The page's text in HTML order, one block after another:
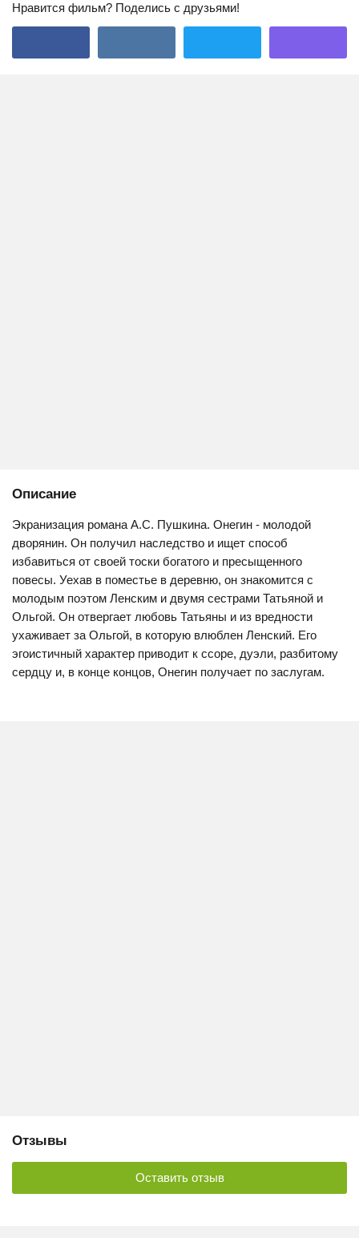
Нравится фильм? Поделись с друзьями!
Описание
Экранизация романа А.С. Пушкина. Онегин - молодой
дворянин. Он получил наследство и ищет способ
избавиться от своей тоски богатого и пресыщенного
повесы. Уехав в поместье в деревню, он знакомится с
молодым поэтом Ленским и двумя сестрами Татьяной и
Ольгой. Он отвергает любовь Татьяны и из вредности
ухаживает за Ольгой, в которую влюблен Ленский. Его
эгоистичный характер приводит к ссоре, дуэли, разбитому
сердцу и, в конце концов, Онегин получает по заслугам.
Отзывы
Оставить отзыв